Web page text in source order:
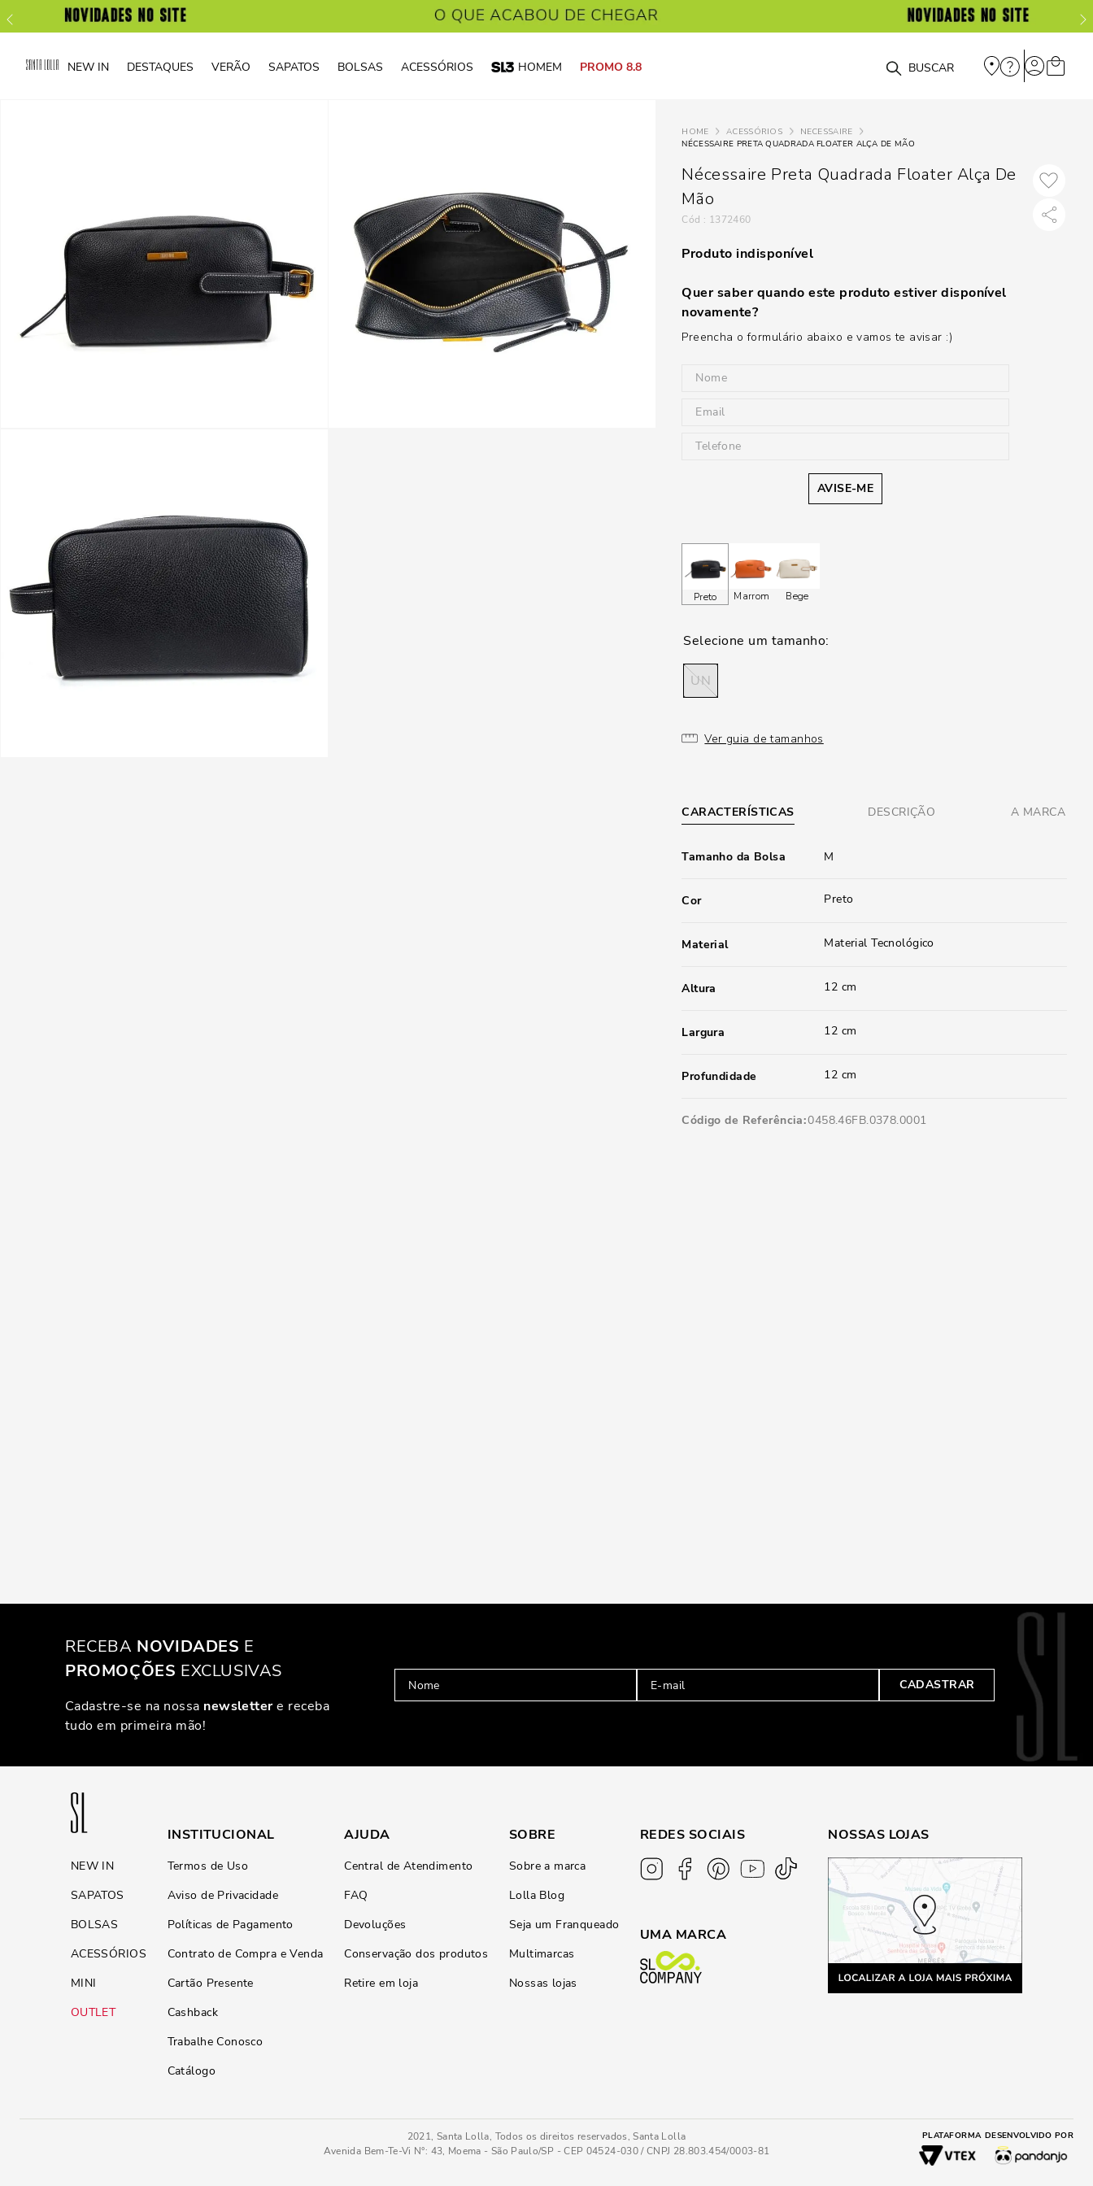
NEW IN DESTAQUES VERÃO SAPATOS BOLSAS ACESSÓRIOS HOMEM PROMO 8.8 O que você está procurando?
ACESSÓRIOS
NECESSAIRE
NÉCESSAIRE PRETA QUADRADA FLOATER ALÇA DE MÃO
Nécessaire Preta Quadrada Floater Alça De
Mão
: 1372460
Produto indisponível
Quer saber quando este produto estiver disponível
novamente?
Preencha o formulário abaixo e vamos te avisar :)
AVISE-ME
Preto Marrom Bege
UN
Ver guia de tamanhos
CARACTERÍSTICAS DESCRIÇÃO A MARCA
Tamanho da Bolsa M
Cor Preto
Material Material Tecnológico
Altura 12 cm
Largura 12 cm
Profundidade 12 cm
Código de Referência 0458.46FB.0378.0001
RECEBA NOVIDADES E
PROMOÇÕES EXCLUSIVAS
Cadastre-se na nossa newslettere receba
tudo em primeira mão!
CADASTRAR
NEW IN
SAPATOS
BOLSAS
ACESSÓRIOS
MINI
OUTLET
INSTITUCIONAL
Termos de Uso
Aviso de Privacidade
Políticas de Pagamento
Contrato de Compra e Venda
Cartão Presente
Cashback
Trabalhe Conosco
Catálogo
AJUDA
Central de Atendimento
FAQ
Devoluções
Conservação dos produtos
Retire em loja
SOBRE
Sobre a marca
Lolla Blog
Seja um Franqueado
Multimarcas
Nossas lojas
REDES SOCIAIS
UMA MARCA
NOSSAS LOJAS
2021, Santa Lolla, Todos os direitos reservados, Santa Lolla
Avenida Bem-Te-Vi N°: 43, Moema - São Paulo/SP - CEP 04524-030 / CNPJ 28.803.454/0003-81
PLATAFORMA DESENVOLVIDO POR